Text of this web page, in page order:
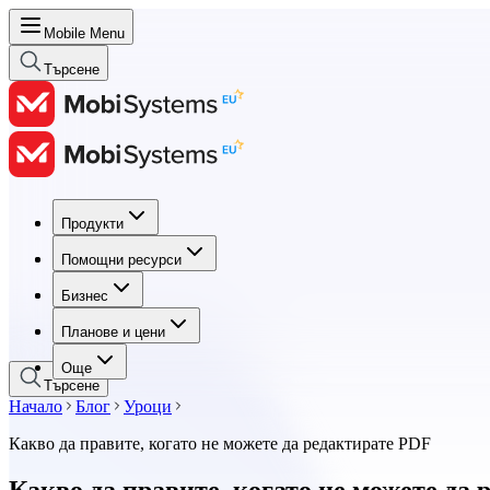
Mobile Menu
Търсене
Продукти
Помощни ресурси
Бизнес
Планове и цени
Още
Продукти
Помощни ресурси
Бизнес
Планове и цени
Търсене
Начало Блог
Уроци
Какво да правите, когато не можете да редактирате PDF